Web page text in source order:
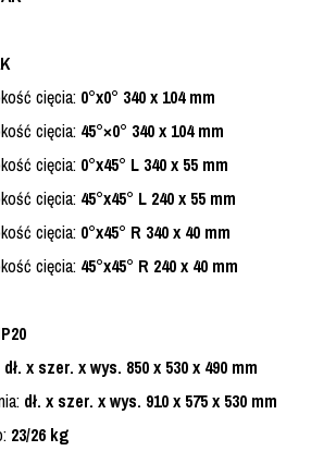
cięcia: 0°x0° 340 x 104 mm
cięcia: 45°×0° 340 x 104 mm
cięcia: 0°x45° L 340 x 55 mm
cięcia: 45°x45° L 240 x 55 mm
cięcia: 0°x45° R 340 x 40 mm
cięcia: 45°x45° R 240 x 40 mm
dł. x szer. x wys. 850 x 530 x 490 mm
dł. x szer. x wys. 910 x 575 x 530 mm
23/26 kg